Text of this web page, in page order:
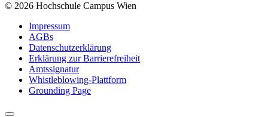
© 2026 Hochschule Campus Wien
Impressum
AGBs
Datenschutzerklärung
Erklärung zur Barrierefreiheit
Amtssignatur
Whistleblowing-Plattform
Grounding Page